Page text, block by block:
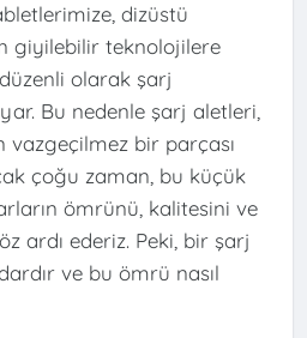
dizüstü
giyilebilir teknolojilere
olarak şarj
Bu nedenle şarj aletleri,
vazgeçilmez bir parçası
çoğu zaman, bu küçük
ömrünü, kalitesini ve
ardı ederiz. Peki, bir şarj
ve bu ömrü nasıl